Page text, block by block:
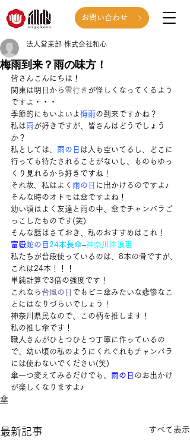
お問い合わせ
梅雨到来？雨の味方！
法人営業部 株式会社和心
皆さんこんにちは！
関東は明日から 雲行き が怪しくなってくるよう
ですよ・・・
季節的にもいよいよ梅雨の到来ですかね？
私は雨が好きですが、皆さんはどうでしょう
か？
私としては、 雨の日 は人も空いてるし、どこに
行っても待たされることがないし、ものもゆっ
くり見れるから好きですね！
それ故、私はよく 雨の日 に出かけるのですよ♪
そんな時のオトモは傘ですよね！
幼い頃はよく友達と雨の中、傘でチャンバラご
っこしたものです(笑)
そんな話はさておき、私のおすすめはこれ！
富嶽蛇の目 24本長傘–神奈川沖浪裏
私たちが普段使っているのは、8本の骨ですが、
これは24本！！！
単純計算で3倍の強度です！
これなら 台風の日 でもビニ傘みたいな悲惨なこ
とにはなりづらいでしょう！
神奈川県民なので、この柄を推します！
私の推し傘です！
職人さんがひとつひとつ丁寧に作っているの
で、幼い頃の私のようにくれぐれもチャンバラ
には使わないでください(笑)
傘一つ変えてみるだけでも、 雨の日 のお出かけ
が楽しくなりますよ♪
傘
最新記事 すべて表示